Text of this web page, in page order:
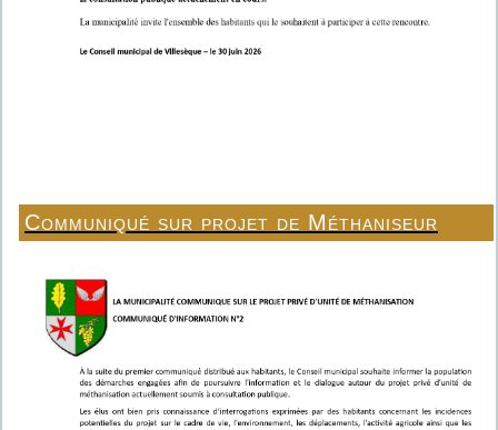
Communiqué sur projet de Méthaniseur